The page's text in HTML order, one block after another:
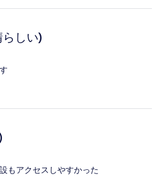
しい)
もアクセスしやすかった